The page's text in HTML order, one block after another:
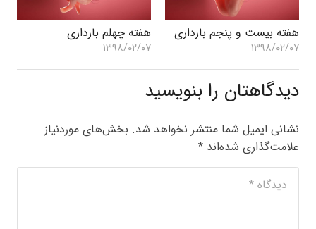
هفته بیست و پنجم بارداری
۱۳۹۸/۰۲/۰۷
هفته چهلم بارداری
۱۳۹۸/۰۲/۰۷
دیدگاهتان را بنویسید
نشانی ایمیل شما منتشر نخواهد شد. بخش‌های موردنیاز
علامت‌گذاری شده‌اند *